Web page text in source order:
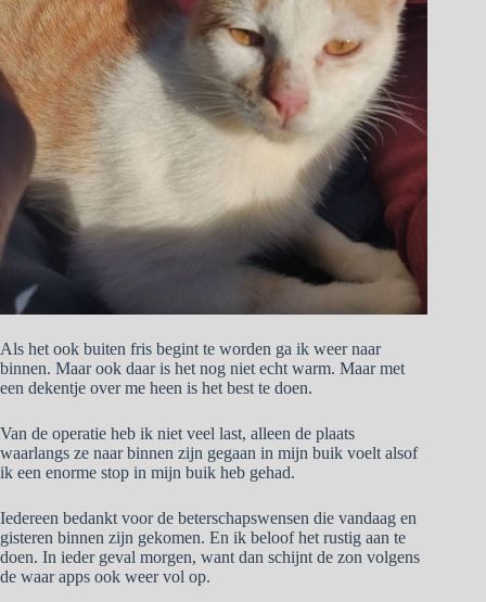
Als het ook buiten fris begint te worden ga ik weer naar
binnen. Maar ook daar is het nog niet echt warm. Maar met
een dekentje over me heen is het best te doen.
Van de operatie heb ik niet veel last, alleen de plaats
waarlangs ze naar binnen zijn gegaan in mijn buik voelt alsof
ik een enorme stop in mijn buik heb gehad.
Iedereen bedankt voor de beterschapswensen die vandaag en
gisteren binnen zijn gekomen. En ik beloof het rustig aan te
doen. In ieder geval morgen, want dan schijnt de zon volgens
de waar apps ook weer vol op.